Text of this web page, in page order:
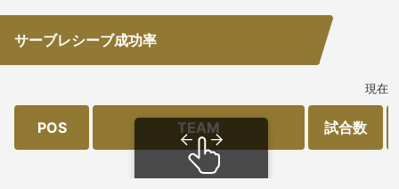
サーブレシーブ成功率
現在
POS TEAM 試合数